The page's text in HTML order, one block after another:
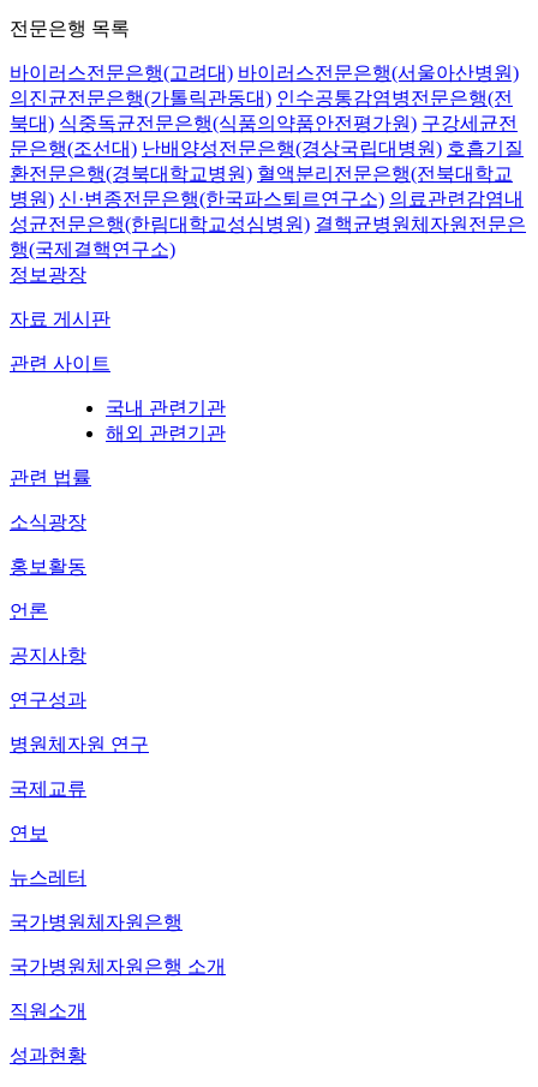
전문은행 목록
바이러스전문은행(고려대) 바이러스전문은행(서울아산병원)
의진균전문은행(가톨릭관동대) 인수공통감염병전문은행(전
북대) 식중독균전문은행(식품의약품안전평가원) 구강세균전
문은행(조선대) 난배양성전문은행(경상국립대병원) 호흡기질
환전문은행(경북대학교병원) 혈액분리전문은행(전북대학교
병원) 신·변종전문은행(한국파스퇴르연구소) 의료관련감염내
성균전문은행(한림대학교성심병원) 결핵균병원체자원전문은
행(국제결핵연구소)
정보광장
자료 게시판
관련 사이트
국내 관련기관
해외 관련기관
관련 법률
소식광장
홍보활동
언론
공지사항
연구성과
병원체자원 연구
국제교류
연보
뉴스레터
국가병원체자원은행
국가병원체자원은행 소개
직원소개
성과현황